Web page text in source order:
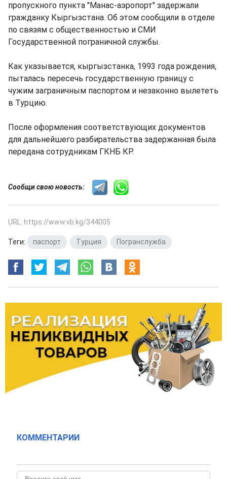
пропускного пункта "Манас-аэропорт" задержали
гражданку Кыргызстана. Об этом сообщили в отделе
по связям с общественностью и СМИ
Государственной пограничной службы.
Как указывается, кыргызстанка, 1993 года рождения,
пыталась пересечь государственную границу с
чужим заграничным паспортом и незаконно вылететь
в Турцию.
После оформления соответствующих документов
для дальнейшего разбирательства задержанная была
передана сотрудникам ГКНБ КР.
Сообщи свою новость:
URL: https://www.vb.kg/344005
Теги: паспорт Турция Погранслужба
КОММЕНТАРИИ